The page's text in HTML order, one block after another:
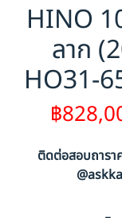
HINO
ลาก
HO31-
฿
ติดต่อสอบถารา